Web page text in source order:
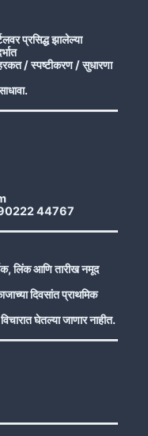
प्रसिद्ध झालेल्या
/ स्पष्टीकरण / सुधारणा
44767
लिंक आणि तारीख नमूद
दिवसांत प्राथमिक
घेतल्या जाणार नाहीत.